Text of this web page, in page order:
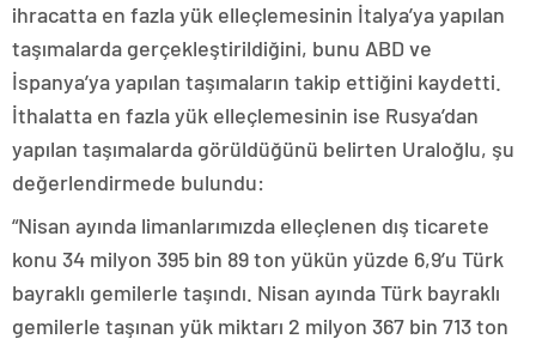
ihracatta en fazla yük elleçlemesinin İtalya’ya yapılan
taşımalarda gerçekleştirildiğini, bunu ABD ve
İspanya’ya yapılan taşımaların takip ettiğini kaydetti.
İthalatta en fazla yük elleçlemesinin ise Rusya’dan
yapılan taşımalarda görüldüğünü belirten Uraloğlu, şu
değerlendirmede bulundu:
“Nisan ayında limanlarımızda elleçlenen dış ticarete
konu 34 milyon 395 bin 89 ton yükün yüzde 6,9’u Türk
bayraklı gemilerle taşındı. Nisan ayında Türk bayraklı
gemilerle taşınan yük miktarı 2 milyon 367 bin 713 ton